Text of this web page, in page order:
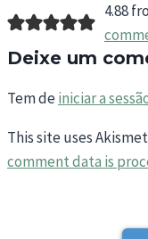
4.88
Deixe um
Tem deiniciar a
This site uses
comment data is